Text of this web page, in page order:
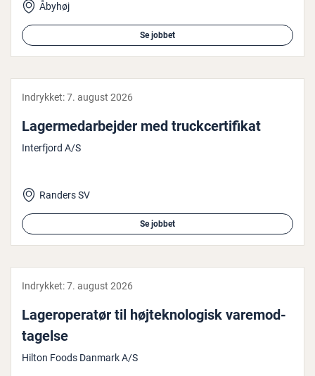
Åbyhøj
Se jobbet
Indrykket:7. august 2026
La­ger­me­d­ar­bej­der med truck­cer­ti­fi­kat
Interfjord A/S
Randers SV
Se jobbet
Indrykket:7. august 2026
La­gero­pe­ra­tør til høj­tek­no­lo­gisk va­re­mod­
ta­gel­se
Hilton Foods Danmark A/S